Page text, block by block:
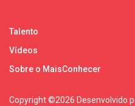
Talento
Vídeos
Sobre o MaisConhecer
Copyright ©2026 Desenvolvido